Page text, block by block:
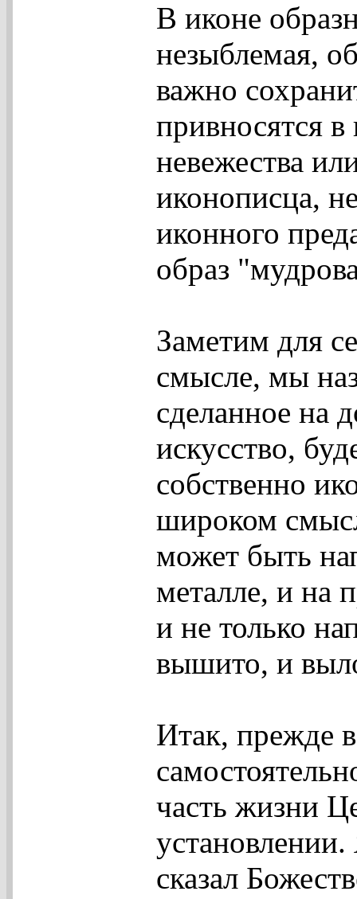
В иконе
незыблемая,
важно
привносятся
невежества
иконописца,
иконного
образ
Заметим для
смысле, мы
сделанное на
искусство,
собственно
широком
может быть
металле, и на
и не только
вышито, и
Итак, прежде
часть жизни
сказал